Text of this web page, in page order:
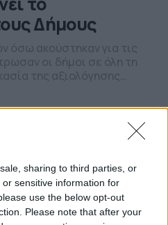
sharing to third parties, or
sensitive information for
use the below opt-out
Please note that after your
Δήμους
Κράτος να κοιτάξει την
τους […]